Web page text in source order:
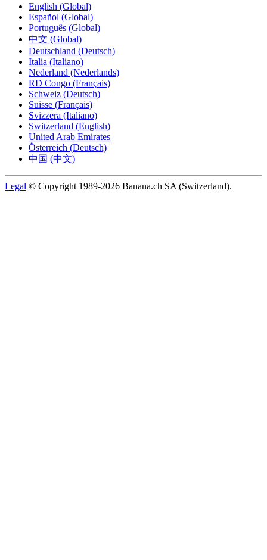
English (Global)
Español (Global)
Português (Global)
中文 (Global)
Deutschland (Deutsch)
Italia (Italiano)
Nederland (Nederlands)
RD Congo (Français)
Schweiz (Deutsch)
Suisse (Français)
Svizzera (Italiano)
Switzerland (English)
United Arab Emirates
Österreich (Deutsch)
中国 (中文)
Legal © Copyright 1989-2026 Banana.ch SA (Switzerland).